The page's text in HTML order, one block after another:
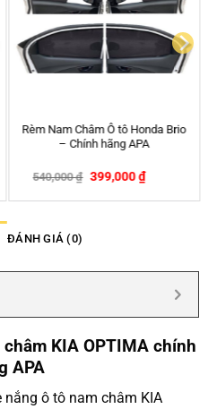
Thảm chống nóng taplo cho xe
ESCAPE
260,000 ₫ – 350,000
ĐÁNH GIÁ (0)
KIA OPTIMA chính
APA
ô tô nam châm KIA